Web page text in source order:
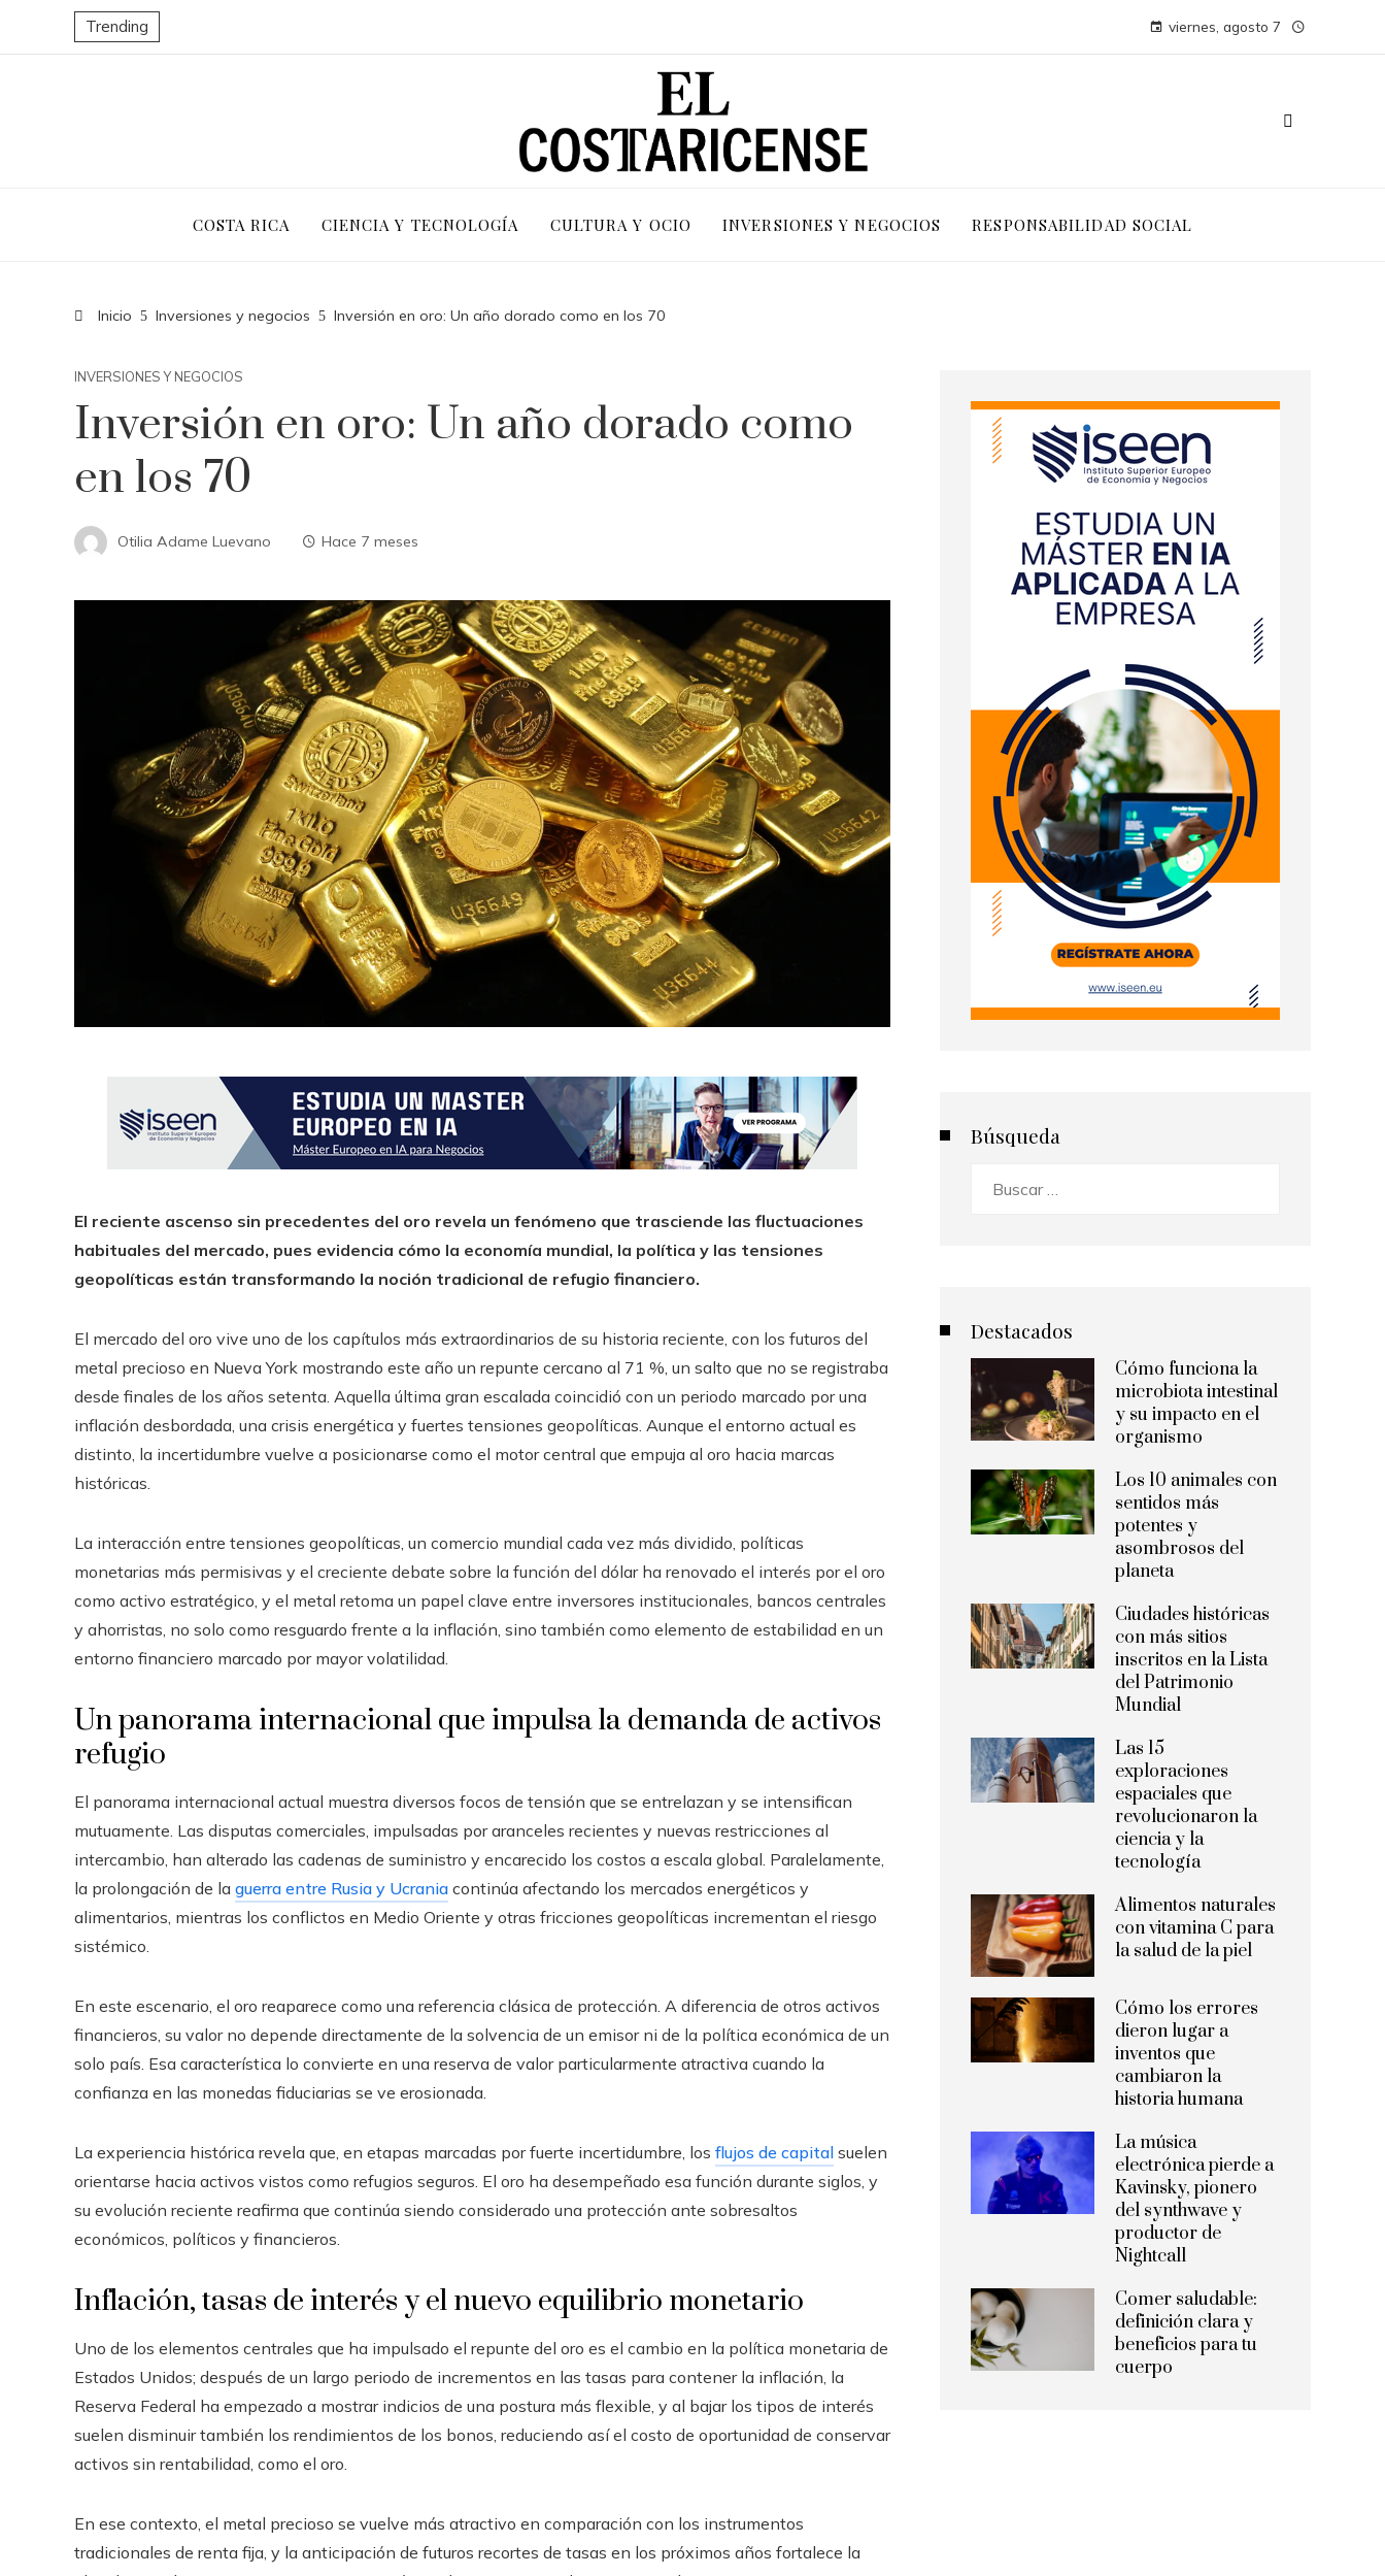
Trending viernes, agosto 7
COSTA RICA CIENCIA Y TECNOLOGÍA CULTURA Y OCIO INVERSIONES Y NEGOCIOS RESPONSABILIDAD SOCIAL
Inicio Inversiones y negocios Inversión en oro: Un año dorado como en los 70
INVERSIONES Y NEGOCIOS
Inversión en oro: Un año dorado como
en los 70
Otilia Adame Luevano Hace 7 meses
El reciente ascenso sin precedentes del oro revela un fenómeno que trasciende las fluctuaciones
habituales del mercado, pues evidencia cómo la economía mundial, la política y las tensiones
geopolíticas están transformando la noción tradicional de refugio financiero.
El mercado del oro vive uno de los capítulos más extraordinarios de su historia reciente, con los futuros del
metal precioso en Nueva York mostrando este año un repunte cercano al 71 %, un salto que no se registraba
desde finales de los años setenta. Aquella última gran escalada coincidió con un periodo marcado por una
inflación desbordada, una crisis energética y fuertes tensiones geopolíticas. Aunque el entorno actual es
distinto, la incertidumbre vuelve a posicionarse como el motor central que empuja al oro hacia marcas
históricas.
La interacción entre tensiones geopolíticas, un comercio mundial cada vez más dividido, políticas
monetarias más permisivas y el creciente debate sobre la función del dólar ha renovado el interés por el oro
como activo estratégico, y el metal retoma un papel clave entre inversores institucionales, bancos centrales
y ahorristas, no solo como resguardo frente a la inflación, sino también como elemento de estabilidad en un
entorno financiero marcado por mayor volatilidad.
Un panorama internacional que impulsa la demanda de activos
refugio
El panorama internacional actual muestra diversos focos de tensión que se entrelazan y se intensifican
mutuamente. Las disputas comerciales, impulsadas por aranceles recientes y nuevas restricciones al
intercambio, han alterado las cadenas de suministro y encarecido los costos a escala global. Paralelamente,
la prolongación de la guerra entre Rusia y Ucrania continúa afectando los mercados energéticos y
alimentarios, mientras los conflictos en Medio Oriente y otras fricciones geopolíticas incrementan el riesgo
sistémico.
En este escenario, el oro reaparece como una referencia clásica de protección. A diferencia de otros activos
financieros, su valor no depende directamente de la solvencia de un emisor ni de la política económica de un
solo país. Esa característica lo convierte en una reserva de valor particularmente atractiva cuando la
confianza en las monedas fiduciarias se ve erosionada.
La experiencia histórica revela que, en etapas marcadas por fuerte incertidumbre, los flujos de capital suelen
orientarse hacia activos vistos como refugios seguros. El oro ha desempeñado esa función durante siglos, y
su evolución reciente reafirma que continúa siendo considerado una protección ante sobresaltos
económicos, políticos y financieros.
Inflación, tasas de interés y el nuevo equilibrio monetario
Uno de los elementos centrales que ha impulsado el repunte del oro es el cambio en la política monetaria de
Estados Unidos; después de un largo periodo de incrementos en las tasas para contener la inflación, la
Reserva Federal ha empezado a mostrar indicios de una postura más flexible, y al bajar los tipos de interés
suelen disminuir también los rendimientos de los bonos, reduciendo así el costo de oportunidad de conservar
activos sin rentabilidad, como el oro.
En ese contexto, el metal precioso se vuelve más atractivo en comparación con los instrumentos
tradicionales de renta fija, y la anticipación de futuros recortes de tasas en los próximos años fortalece la
Búsqueda
Destacados
Cómo funciona la
microbiota intestinal
y su impacto en el
organismo
Los 10 animales con
sentidos más
potentes y
asombrosos del
planeta
Ciudades históricas
con más sitios
inscritos en la Lista
del Patrimonio
Mundial
Las 15
exploraciones
espaciales que
revolucionaron la
ciencia y la
tecnología
Alimentos naturales
con vitamina C para
la salud de la piel
Cómo los errores
dieron lugar a
inventos que
cambiaron la
historia humana
La música
electrónica pierde a
Kavinsky, pionero
del synthwave y
productor de
Nightcall
Comer saludable:
definición clara y
beneficios para tu
cuerpo